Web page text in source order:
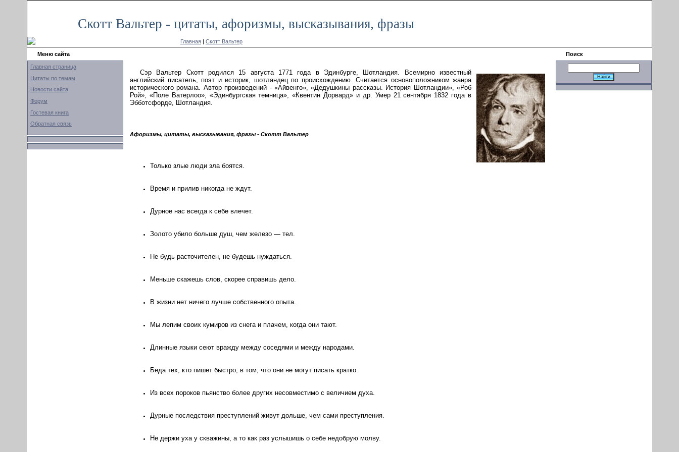
Скотт Вальтер - цитаты, афоризмы, высказывания, фразы
Главная | Скотт Вальтер
Меню сайта
Главная страница
Цитаты по темам
Новости сайта
Форум
Гостевая книга
Обратная связь
Сэр Вальтер Скотт родился 15 августа 1771 года в Эдинбурге, Шотландия. Всемирно известный
английский писатель, поэт и историк, шотландец по происхождению. Считается основоположником жанра
исторического романа. Автор произведений - «Айвенго», «Дедушкины рассказы. История Шотландии», «Роб
Рой», «Поле Ватерлоо», «Эдинбургская темница», «Квентин Дорвард» и др. Умер 21 сентября 1832 года в
Эбботсфорде, Шотландия.
Афоризмы, цитаты, высказывания, фразы - Скотт Вальтер
Только злые люди зла боятся.
Время и прилив никогда не ждут.
Дурное нас всегда к себе влечет.
Золото убило больше душ, чем железо — тел.
Не будь расточителен, не будешь нуждаться.
Меньше скажешь слов, скорее справишь дело.
В жизни нет ничего лучше собственного опыта.
Мы лепим своих кумиров из снега и плачем, когда они тают.
Длинные языки сеют вражду между соседями и между народами.
Беда тех, кто пишет быстро, в том, что они не могут писать кратко.
Из всех пороков пьянство более других несовместимо с величием духа.
Дурные последствия преступлений живут дольше, чем сами преступления.
Не держи уха у скважины, а то как раз услышишь о себе недобрую молву.
Поиск